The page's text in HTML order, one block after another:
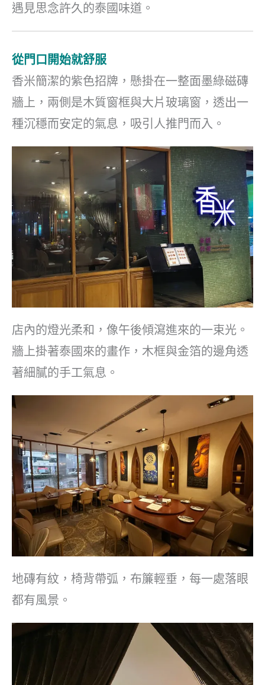
遇見思念許久的泰國味道。
從門口開始就舒服
香米簡潔的紫色招牌，懸掛在一整面墨綠磁磚
牆上，兩側是木質窗框與大片玻璃窗，透出一
種沉穩而安定的氣息，吸引人推門而入。
店內的燈光柔和，像午後傾瀉進來的一束光。
牆上掛著泰國來的畫作，木框與金箔的邊角透
著細膩的手工氣息。
地磚有紋，椅背帶弧，布簾輕垂，每一處落眼
都有風景。